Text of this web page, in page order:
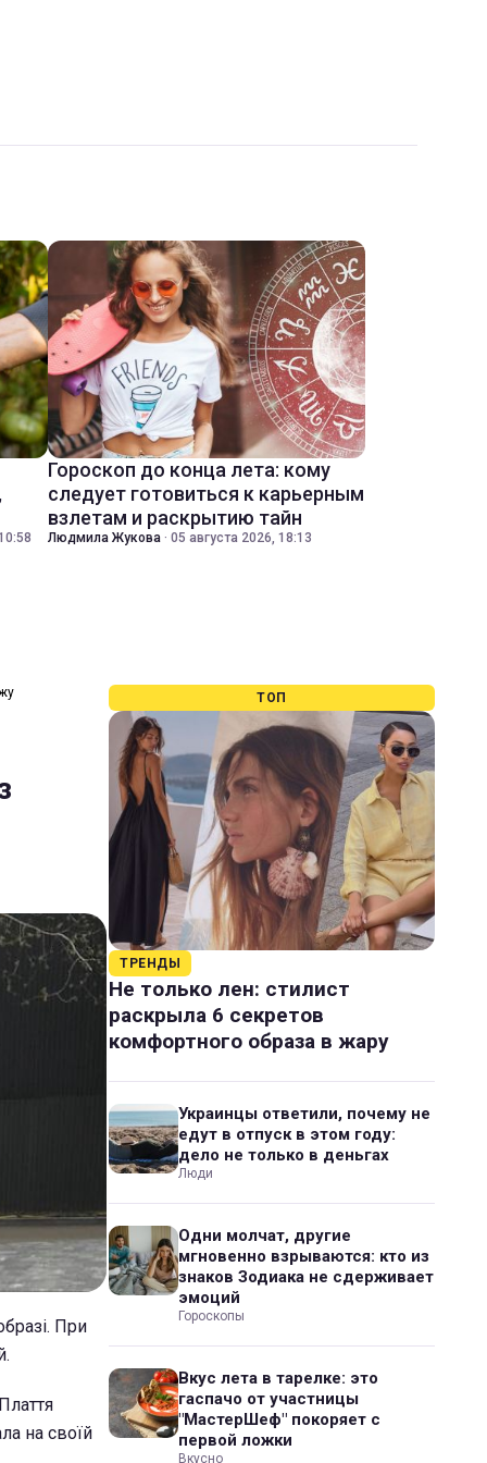
Гороскоп до конца лета: кому
следует готовиться к карьерным
взлетам и раскрытию тайн
Людмила Жукова · 05 августа 2026, 18:13
При
на своїй
ТОП
ТРЕНДЫ
Не только лен: стилист
раскрыла 6 секретов
комфортного образа в жару
Украинцы ответили, почему не
едут в отпуск в этом году:
дело не только в деньгах
Люди
Одни молчат, другие
мгновенно взрываются: кто из
знаков Зодиака не сдерживает
эмоций
Гороскопы
Вкус лета в тарелке: это
гаспачо от участницы
"МастерШеф" покоряет с
первой ложки
Вкусно